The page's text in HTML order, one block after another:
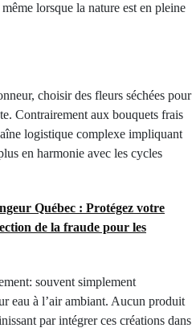
lorsque la nature est en pleine
choisir des fleurs séchées pour
Contrairement aux bouquets frais
logistique complexe impliquant
en harmonie avec les cycles
Québec : Protégez votre
de la fraude pour les
souvent simplement
eau à l’air ambiant. Aucun produit
par intégrer ces créations dans